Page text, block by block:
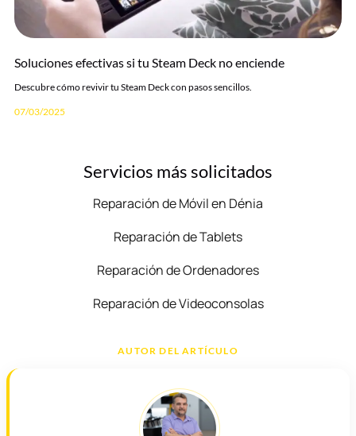
Soluciones efectivas si tu Steam Deck no enciende
Descubre cómo revivir tu Steam Deck con pasos sencillos.
07/03/2025
Servicios más solicitados
Reparación de Móvil en Dénia
Reparación de Tablets
Reparación de Ordenadores
Reparación de Videoconsolas
AUTOR DEL ARTÍCULO